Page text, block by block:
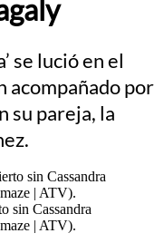
se lució en el
acompañado por
su pareja, la
sin Cassandra
| ATV).